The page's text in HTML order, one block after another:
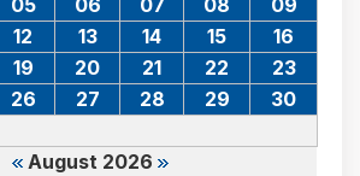
August 2026
05 06 07 08
09
12 13 14 15
16
19 20 21 22
23
26 27 28 29
30